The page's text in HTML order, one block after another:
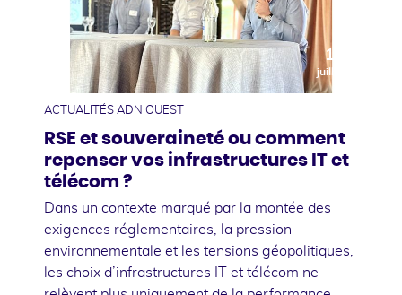
10
juillet
ACTUALITÉS ADN OUEST
RSE et souveraineté ou comment
repenser vos infrastructures IT et
télécom ?
Dans un contexte marqué par la montée des
exigences réglementaires, la pression
environnementale et les tensions géopolitiques,
les choix d’infrastructures IT et télécom ne